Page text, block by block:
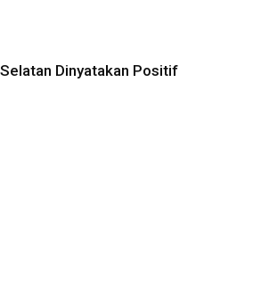
Dinyatakan Positif